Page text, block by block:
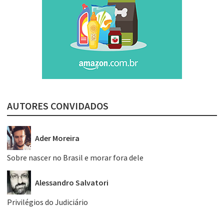
AUTORES CONVIDADOS
Ader Moreira
Sobre nascer no Brasil e morar fora dele
Alessandro Salvatori
Privilégios do Judiciário